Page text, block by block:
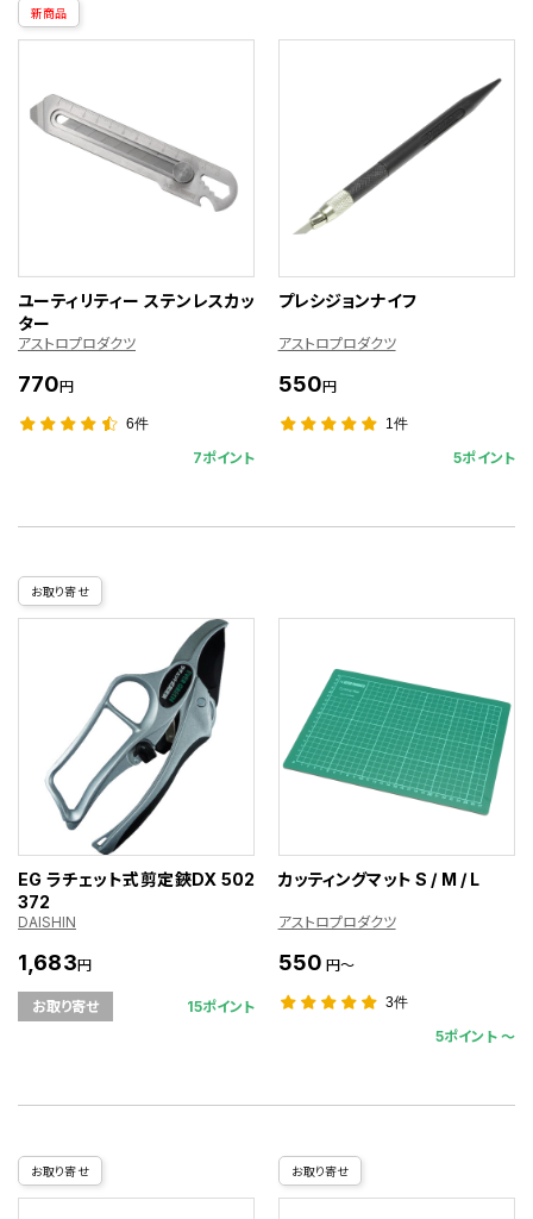
新商品
ユーティリティー ステンレスカッ
ター
アストロプロダクツ
770円
6件
7ポイント
プレシジョンナイフ
アストロプロダクツ
550円
1件
5ポイント
お取り寄せ
EG ラチェット式剪定鋏DX 502
372
DAISHIN
1,683円
お取り寄せ 15ポイント
カッティングマット S / M / L
アストロプロダクツ
550 円～
3件
5ポイント 〜
お取り寄せ お取り寄せ